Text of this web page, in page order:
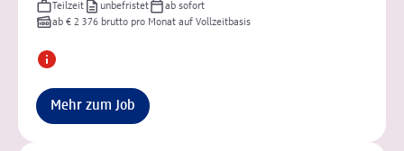
Teilzeit
unbefristet
ab sofort
ab € 2 376 brutto pro Monat auf Vollzeitbasis
Mehr zum Job